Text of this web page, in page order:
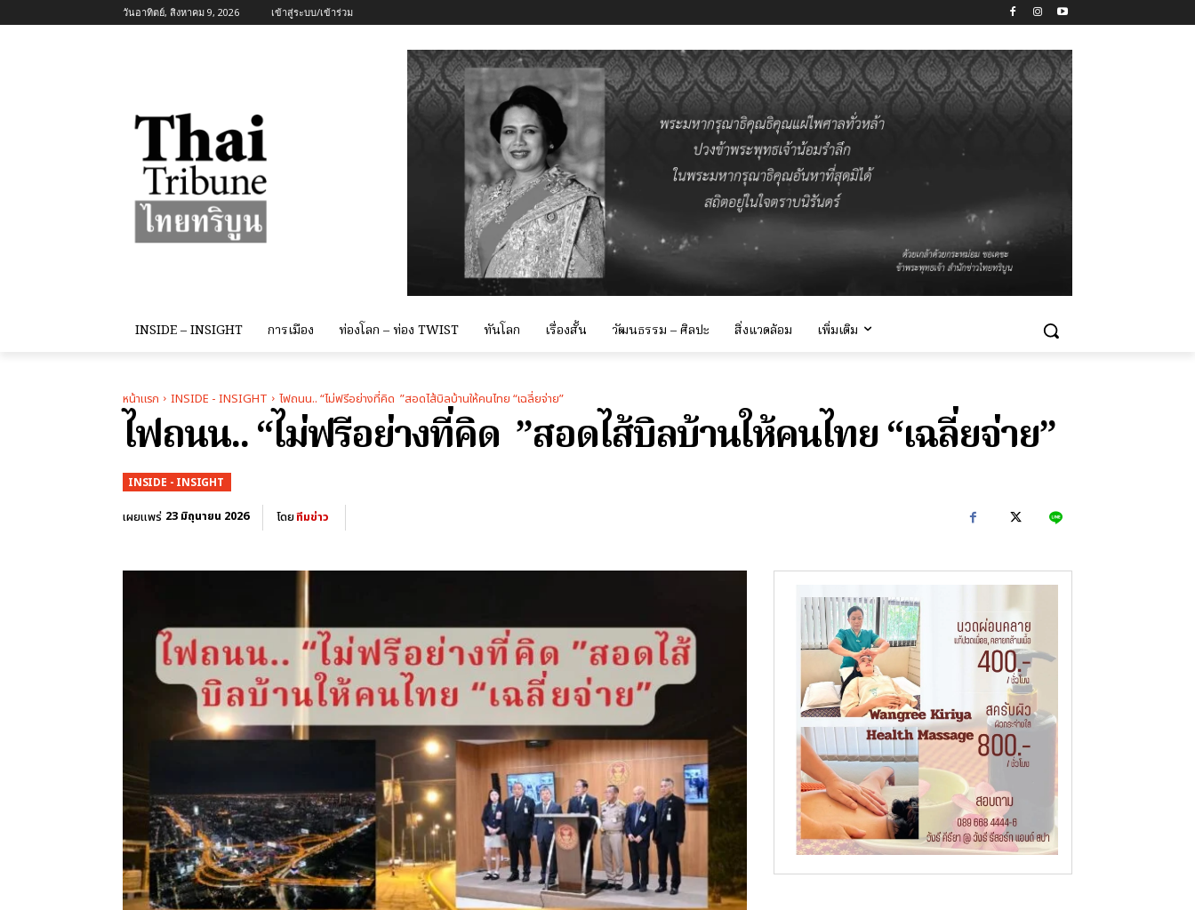
วันอาทิตย์, สิงหาคม 9, 2026 เข้าสู่ระบบ/เข้าร่วม
INSIDE – INSIGHT การเมือง ท่องโลก – ท่อง TWIST ทันโลก เรื่องสั้น วัฒนธรรม – ศิลปะ สิ่งแวดล้อม เพิ่มเติม
หน้าแรก INSIDE - INSIGHT ไฟถนน.. “ไม่ฟรีอย่างที่คิด ”สอดไส้บิลบ้านให้คนไทย “เฉลี่ยจ่าย”
ไฟถนน.. “ไม่ฟรีอย่างที่คิด ”สอดไส้บิลบ้านให้คนไทย “เฉลี่ยจ่าย”
INSIDE - INSIGHT
เผยแพร่ 23 มิถุนายน 2026 โดยทีมข่าว